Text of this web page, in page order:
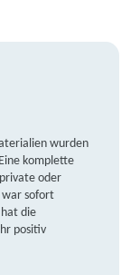
wurden
komplette
oder
sofort
die
positiv